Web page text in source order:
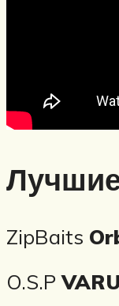
ZipBaits
O.S.P